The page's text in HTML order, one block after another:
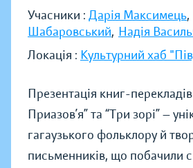
Учасники : Дарія Максимець,
Шабаровський, Надія
Локація : Культурний хаб
Презентація книг-
Приазов’я” та “Три зорі” —
гагаузького фольклору й
письменників, що побачили